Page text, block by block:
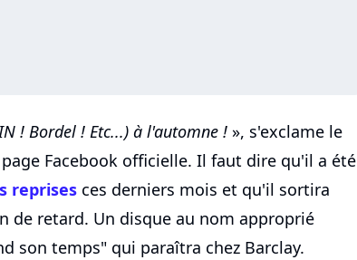
! Bordel ! Etc...) à l'automne ! », s'exclame le
Facebook officielle. Il faut dire qu'il a été
reprises ces derniers mois et qu'il sortira
de retard. Un disque au nom approprié
son temps" qui paraîtra chez Barclay.